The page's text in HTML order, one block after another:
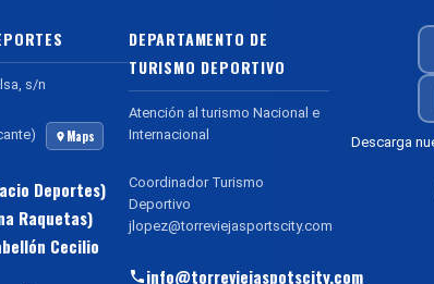
s/n
Maps
Deportes)
Raquetas)
Cecilio
DEPARTAMENTO DE
TURISMO DEPORTIVO
Atención al turismo Nacional e
Internacional
Coordinador Turismo
Deportivo
jlopez@torreviejasportscity.com
info@torreviejaspotscity.com
Descarga